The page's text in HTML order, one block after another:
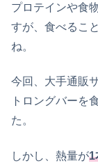
プロテインや食
すが、食べるこ
ね。
今回、大手通販
トロングバーを
た。
しかし、熱量が1